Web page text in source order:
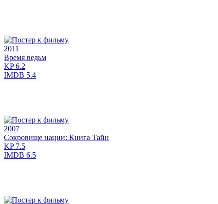
2011
Время ведьм
KP6.2
IMDB 5.4
2007
Сокровище нации: Книга Тайн
KP7.5
IMDB 6.5